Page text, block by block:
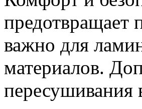
предотвращает
важно для
материалов.
пересушивания